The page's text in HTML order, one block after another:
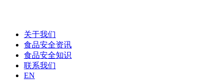
关于我们
食品安全资讯
食品安全知识
联系我们
EN